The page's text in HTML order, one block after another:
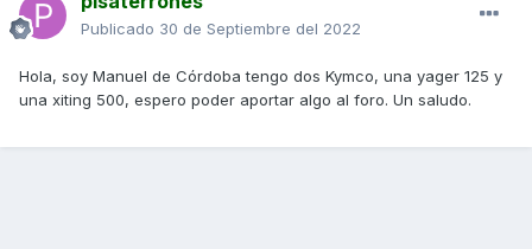
Publicado 30 de Septiembre del 2022
Hola, soy Manuel de Córdoba tengo dos Kymco, una yager 125 y
una xiting 500, espero poder aportar algo al foro. Un saludo.